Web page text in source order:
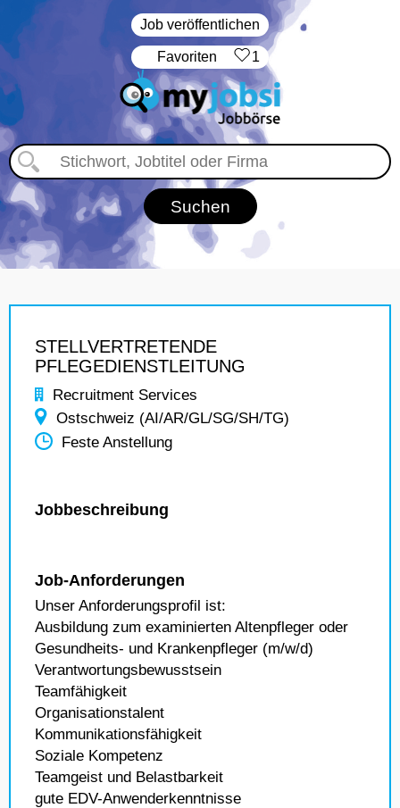
Job veröffentlichen
‏Favoriten 1
STELLVERTRETENDE
PFLEGEDIENSTLEITUNG
Recruitment Services
Ostschweiz (AI/AR/GL/SG/SH/TG)
Feste Anstellung
Jobbeschreibung
Job-Anforderungen
Unser Anforderungsprofil ist:
Ausbildung zum examinierten Altenpfleger oder
Gesundheits- und Krankenpfleger (m/w/d)
Verantwortungsbewusstsein
Teamfähigkeit
Organisationstalent
Kommunikationsfähigkeit
Soziale Kompetenz
Teamgeist und Belastbarkeit
gute EDV-Anwenderkenntnisse